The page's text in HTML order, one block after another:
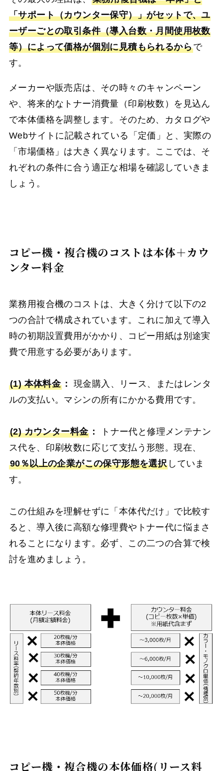
「サポート（カウンター保守）」がセットで、ユ
ーザーごとの取引条件（導入台数・月間使用枚数
等）によって価格が個別に見積もられるからで
す。
メーカーや販売店は、その時々のキャンペーン
や、将来的なトナー消費量（印刷枚数）を見込ん
で本体価格を調整します。そのため、カタログや
Webサイトに記載されている「定価」と、実際の
「市場価格」は大きく異なります。ここでは、そ
れぞれの条件に合う適正な相場を確認していきま
しょう。
コピー機・複合機のコストは本体＋カウ
ンター料金
業務用複合機のコストは、大きく分けて以下の2
つの合計で構成されています。これに加えて導入
時の初期設置費用がかかり、コピー用紙は別途実
費で用意する必要があります。
(1) 本体料金 ：
現金購入、リース、またはレンタ
ルの支払い。マシンの所有にかかる費用です。
(2) カウンター料金 ：
トナー代と修理メンテナン
ス代を、印刷枚数に応じて支払う形態。現在、
90％以上の企業がこの保守形態を選択 していま
す。
この仕組みを理解せずに「本体代だけ」で比較す
ると、導入後に高額な修理費やトナー代に悩まさ
れることになります。必ず、この二つの合算で検
討を進めましょう。
コピー機・複合機の本体価格(リース料